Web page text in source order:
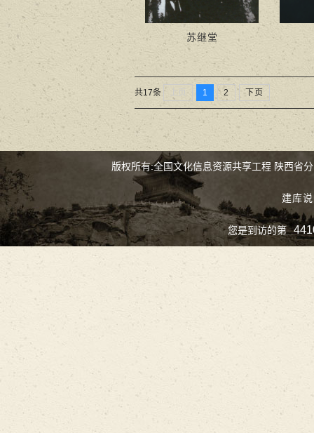
苏继堂
共17条 1 2 下页
版权所有:全国文化信息资源共享工程 陕西省
建库
您是到访的第